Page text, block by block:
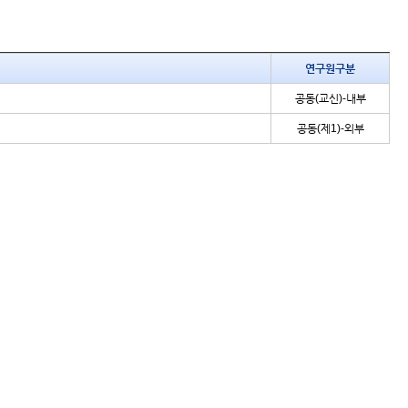
연구원구분
공동(교신)-내부
공동(제1)-외부